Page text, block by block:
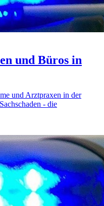
und Büros in
und Arztpraxen in der
- die